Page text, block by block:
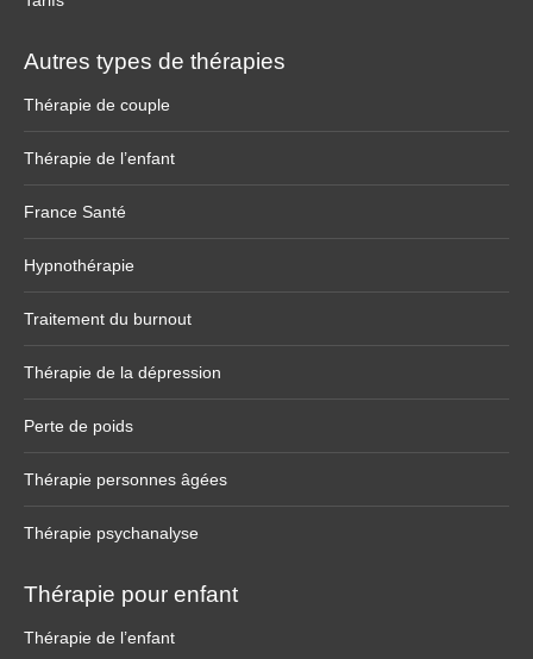
Autres types de thérapies
Thérapie de couple
Thérapie de l’enfant
France Santé
Hypnothérapie
Traitement du burnout
Thérapie de la dépression
Perte de poids
Thérapie personnes âgées
Thérapie psychanalyse
Thérapie pour enfant
Thérapie de l’enfant